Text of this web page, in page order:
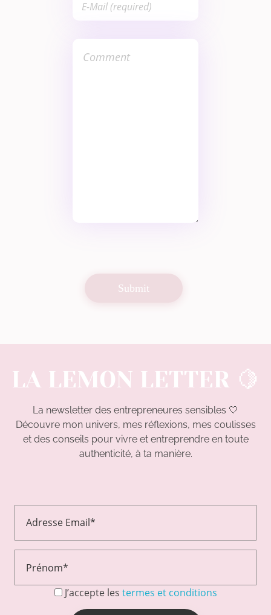
LA LEMON LETTER 🍋
La newsletter des entrepreneures sensibles 🤍
Découvre mon univers, mes réflexions, mes coulisses
et des conseils pour vivre et entreprendre en toute
authenticité, à ta manière.
J’accepte les termes et conditions